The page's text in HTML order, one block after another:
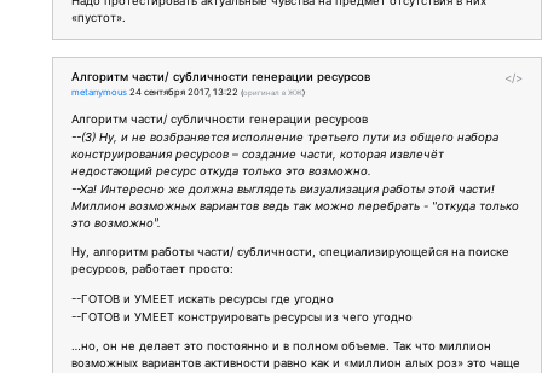
«пустот».
</>
Алгоритм части/ субличности генерации ресурсов
metanymous 24 сентября 2017, 13:22 (оригинал в ЖЖ)
Алгоритм части/ субличности генерации ресурсов
--(3) Ну, и не возбраняется исполнение третьего пути из общего набора
конструирования ресурсов – создание части, которая извлечёт
недостающий ресурс откуда только это возможно.
--Ха! Интересно же должна выглядеть визуализация работы этой части!
Миллион возможных вариантов ведь так можно перебрать - "откуда только
это возможно".
Ну, алгоритм работы части/ субличности, специализирующейся на поиске
ресурсов, работает просто:
--ГОТОВ и УМЕЕТ искать ресурсы где угодно
--ГОТОВ и УМЕЕТ конструировать ресурсы из чего угодно
…но, он не делает это постоянно и в полном объеме. Так что миллион
возможных вариантов активности равно как и «миллион алых роз» это чаще